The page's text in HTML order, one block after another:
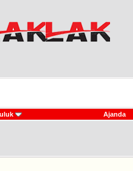
Ajanda